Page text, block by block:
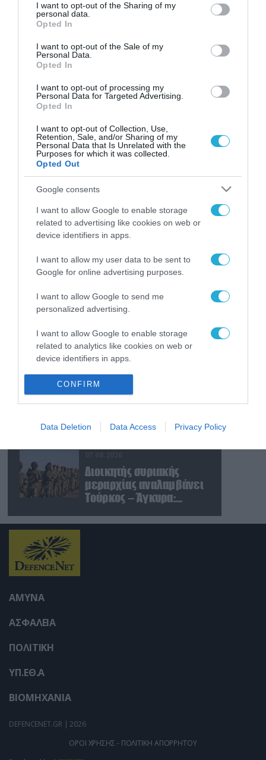
not limited to your visit or usage behaviour. You may click to
grant or deny consent to Google and its third-party tags to
use your data for below specified purposes in below Google
consent section.
I want to opt-out of the Sharing of my
personal data.
Opted In
I want to opt-out of the Sale of my
Personal Data.
Opted In
I want to opt-out of processing my
Personal Data for Targeted Advertising.
Opted In
I want to opt-out of Collection, Use,
Retention, Sale, and/or Sharing of my
Personal Data that Is Unrelated with the
Purposes for which it was collected.
Opted Out
Google consents
I want to allow Google to enable storage
related to advertising like cookies on web or
device identifiers in apps.
I want to allow my user data to be sent to
Google for online advertising purposes.
I want to allow Google to send me
personalized advertising.
I want to allow Google to enable storage
related to analytics like cookies on web or
device identifiers in apps.
I want to allow Google to enable storage
related to functionality of the website or app.
related to personalization.
related to security, including authentication
functionality and fraud prevention, and other
user protection.
CONFIRM
Data Deletion Data Access Privacy Policy
FOCUS ON
07.08.2026 | 08:02
Κωνσταντινούπολη: 35χρονος
εκτέλεσε εν ψυχρώ την 26χρονη
πρώην σύντροφό του έξω από
φαρμακείο (βίντεο)
Ν.Τραμπ: «Οι ΗΠΑ έχουν
απεριόριστα αποθέματα
όπλων και
πυρομαχικών» (βίντεο)
Η Σαουδική Αραβία, η
Τουρκία και το Πακιστάν
θα υπογράψουν
συμφωνία αμοιβαίας
άμυνας
07.08.2026
Ο Μ.Ρούμπιο έθεσε σε
«Όποιος ζητά βίζα στις
Διοικητής συριακής
μεραρχίας αναλαμβάνει
Τούρκος – Άγκυρα:
είναι σαν να απειλούν
ΑΜΥΝΑ
ΑΣΦΑΛΕΙΑ
ΠΟΛΙΤΙΚΗ
ΥΠ.ΕΘ.Α
ΒΙΟΜΗΧΑΝΙΑ
DEFENCENET.GR | 2026
ΟΡΟΙ ΧΡΗΣΗΣ - ΠΟΛΙΤΙΚΗ ΑΠΟΡΡΗΤΟΥ